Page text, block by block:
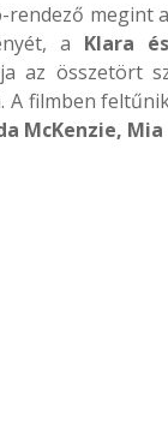
rendező megint
a Klara
az összetört
A filmben
McKenzie,